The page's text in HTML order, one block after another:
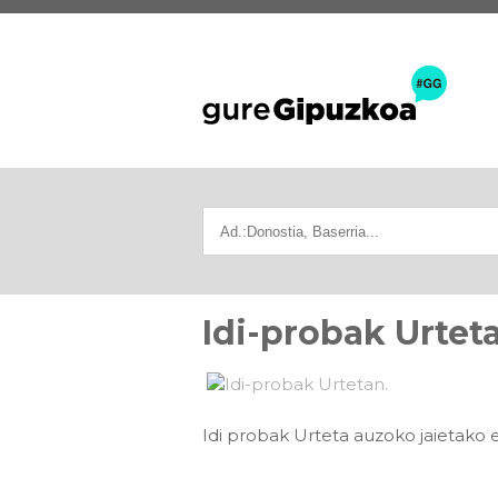
Idi-probak
Idi probak Urteta auzoko jaietako